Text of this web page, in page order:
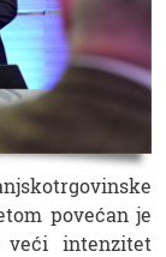
povećan je
intenzitet